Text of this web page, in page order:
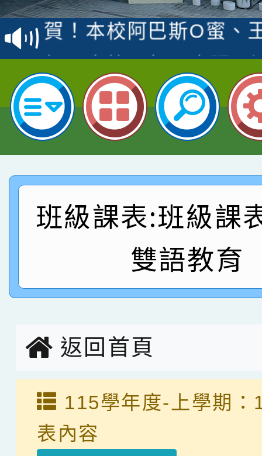
賽 洪綺君教師榮獲社
名
賀！本校阿巴斯O蜜、
倩參加桃園市科展 國
名 指導老師王老師、
賀！本校四年二班張O
園市英語競賽國小朗讀
指導老師林老師
賀！本校參加桃園市中
賽 劉文瑛教師榮獲教
臺灣台語-第二名
賀！本校參與2026世
市賽榮獲科學小創客佳
創客第三名。
賀！本校參加桃園市中
賽 洪綺君教師榮獲社
名
賀！本校阿巴斯O蜜、
倩參加桃園市科展 國
名 指導老師王老師、
賀！本校四年二班張O
園市英語競賽國小朗
指導老師林老師
賀！本校參加桃園市中
賽 劉文瑛教師榮獲教
賀！本校參與2026世
創客第三名。
班級課表:班級課
雙語教育
返回首頁
115學年度-上學期：
表內容